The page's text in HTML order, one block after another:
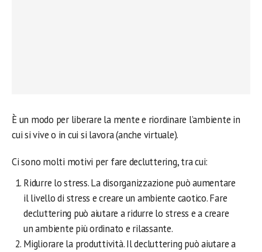
È un modo per liberare la mente e riordinare l’ambiente in
cui si vive o in cui si lavora (anche virtuale).
Ci sono molti motivi per fare decluttering, tra cui:
Ridurre lo stress. La disorganizzazione può aumentare
il livello di stress e creare un ambiente caotico. Fare
decluttering può aiutare a ridurre lo stress e a creare
un ambiente più ordinato e rilassante.
Migliorare la produttività. Il decluttering può aiutare a